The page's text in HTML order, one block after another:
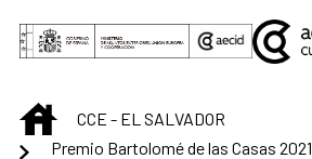
Saltar al contenido principal
INICIOCCE - EL SALVADOR
Premio Bartolomé de las Casas 2021